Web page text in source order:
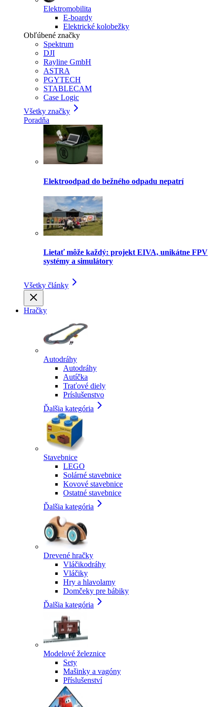
Elektromobilita
E-boardy
Elektrické kolobežky
Obľúbené značky
Spektrum
DJI
Rayline GmbH
ASTRA
PGYTECH
STABLECAM
Case Logic
Všetky značky
Poradňa
Elektroodpad do bežného odpadu nepatrí
Lietať môže každý: projekt EIVA, unikátne FPV
systémy a simulátory
Všetky články
Hračky
Autodráhy
Autodráhy
Autíčka
Traťové diely
Príslušenstvo
Ďalšia kategória
Stavebnice
LEGO
Solárné stavebnice
Kovové stavebnice
Ostatné stavebnice
Ďalšia kategória
Drevené hračky
Vláčikodráhy
Vláčiky
Hry a hlavolamy
Domčeky pre bábiky
Ďalšia kategória
Modelové železnice
Sety
Mašinky a vagóny
Příslušenství